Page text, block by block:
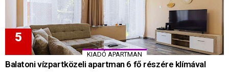
KIADÓ APARTMAN
Balatoni vízpartközeli apartman 6 fő részére klímával